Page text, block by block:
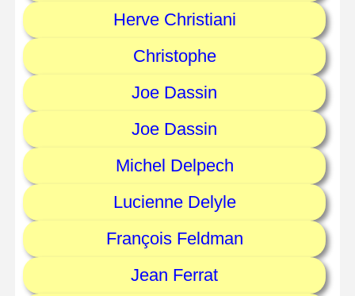
Herve Christiani
Christophe
Joe Dassin
Joe Dassin
Michel Delpech
Lucienne Delyle
François Feldman
Jean Ferrat